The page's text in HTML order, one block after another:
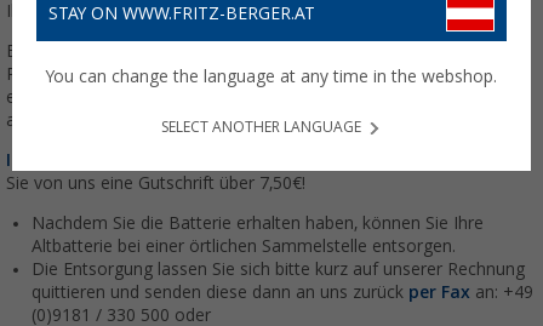
Ihrer Altbatterie.
Bei der Bestellung einer Solar- oder Fahrzeugbatterie wird die
Pfandgebühr in Höhe von 7,50 € zusätzlich erhoben; die
entsprechende gesetzliche Grundlage haben wir Ihnen unten
angefügt.
Ihr Vorteil:
Sie von uns eine Gutschrift über 7,50€!
Nachdem Sie die Batterie erhalten haben, können Sie Ihre
Altbatterie bei einer örtlichen Sammelstelle entsorgen.
Die Entsorgung lassen Sie sich bitte kurz auf unserer Rechnung
quittieren und senden diese dann an uns zurück per Fax an: +49
(0)9181 / 330 500 oder
STAY ON WWW.FRITZ-BERGER.AT
You can change the language at any time in the webshop.
SELECT ANOTHER LANGUAGE